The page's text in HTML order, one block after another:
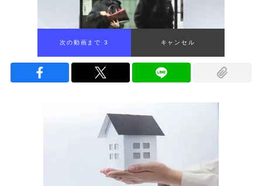
次の動画まで 2 キャンセル